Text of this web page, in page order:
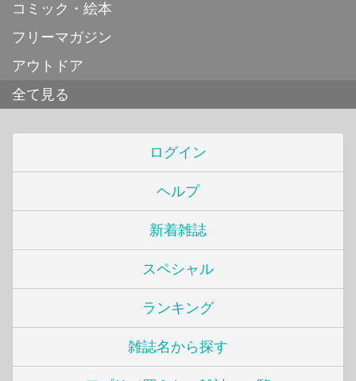
コミック・絵本
フリーマガジン
アウトドア
全て見る
ログイン
ヘルプ
新着雑誌
スペシャル
ランキング
雑誌名から探す